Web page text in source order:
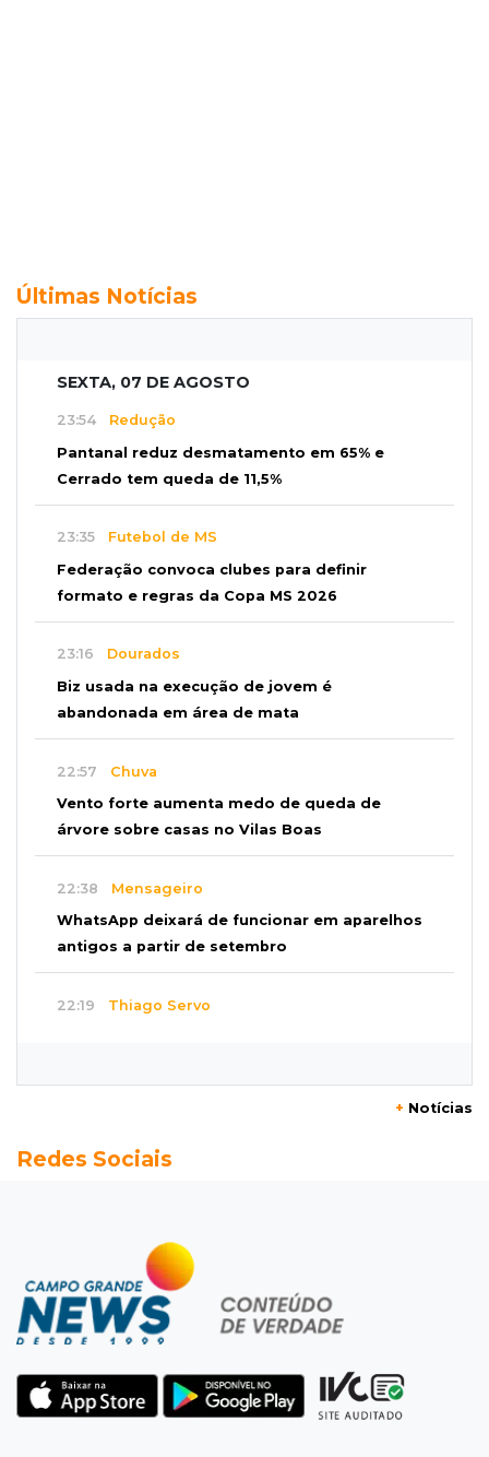
Últimas Notícias
SEXTA, 07 DE AGOSTO
23:54 Redução
Pantanal reduz desmatamento em 65% e
Cerrado tem queda de 11,5%
23:35 Futebol de MS
Federação convoca clubes para definir
formato e regras da Copa MS 2026
23:16 Dourados
Biz usada na execução de jovem é
abandonada em área de mata
22:57 Chuva
Vento forte aumenta medo de queda de
árvore sobre casas no Vilas Boas
22:38 Mensageiro
WhatsApp deixará de funcionar em aparelhos
antigos a partir de setembro
22:19 Thiago Servo
Semana vai começar com 909 novas
Flagrante
Motorista atinge carro parado, perde
retrovisor e foge no Jardim Antártica
“Sinto que ela está por perto”, diz mãe de
bebê desaparecida
+ Notícias
Redes Sociais